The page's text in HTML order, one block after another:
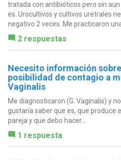
tratada con antibióticos pero sin
es. Urocultivos y cultivos uretrales
negativo 2 veces. Me practicaron
2 respuestas
Necesito información
posibilidad de contagio a
Vaginalis
Me diagnosticaron (G. Vaginalis) y
gustaría saber que es, que produce
pareja y que debo hacer...
1 respuesta